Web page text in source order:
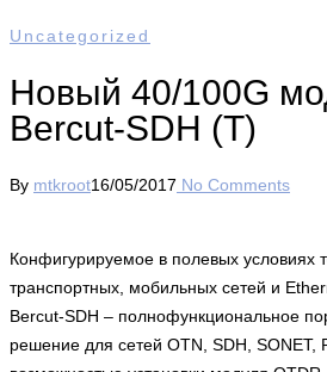
Uncategorized
Новый 40/100G
Bercut-SDH (T)
By mtkroot16/05/2017 No Comments
Конфигурируемое в полевых условиях
транспортных, мобильных сетей и
Bercut-SDH – полнофункциональное
решение для сетей OTN, SDH, SONET,